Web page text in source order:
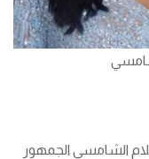
الشامسي الجمهور